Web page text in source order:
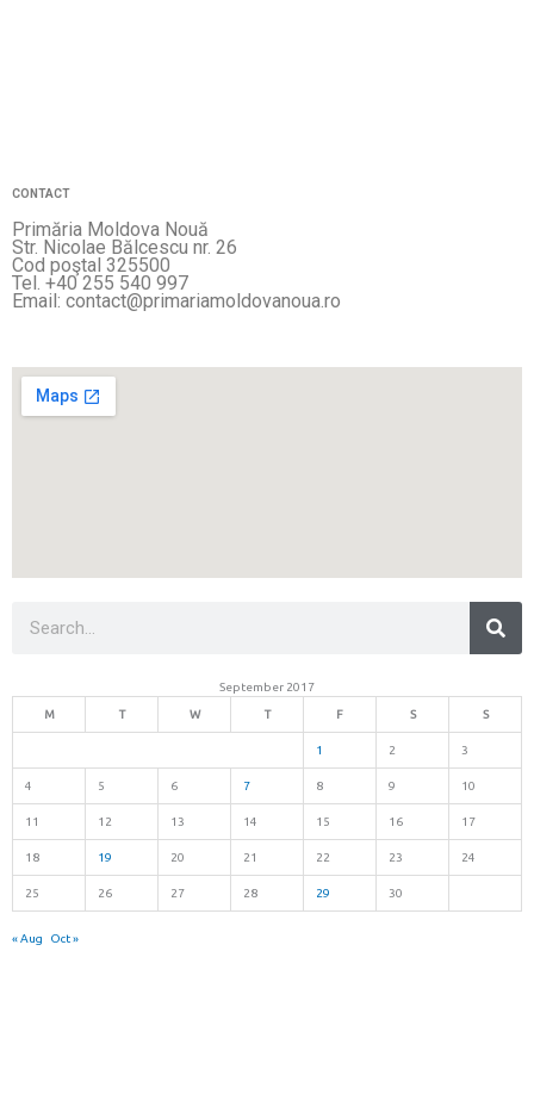
CONTACT
Primăria Moldova Nouă
Str. Nicolae Bălcescu nr. 26
Cod poştal 325500
Tel. +40 255 540 997
Email: contact@primariamoldovanoua.ro
September 2017
M T W T F S S
1 2 3
4 5 6 7 8 9 10
11 12 13 14 15 16 17
18 19 20 21 22 23 24
25 26 27 28 29 30
« Aug Oct »